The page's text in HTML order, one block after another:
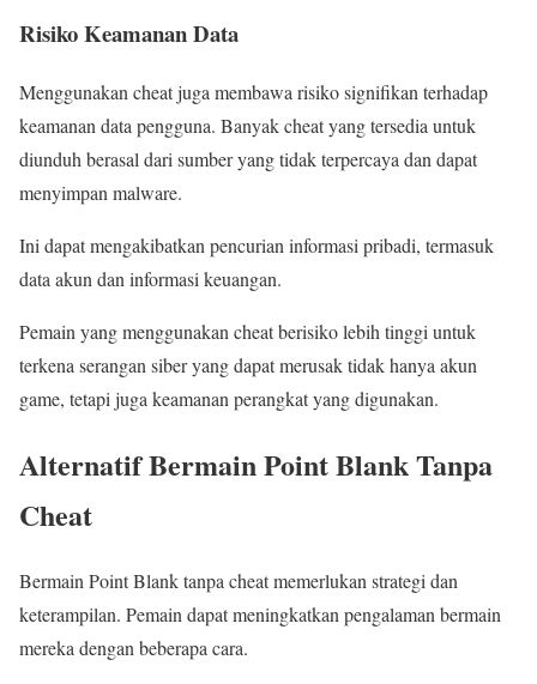
Risiko Keamanan Data
Menggunakan cheat juga membawa risiko signifikan terhadap
keamanan data pengguna. Banyak cheat yang tersedia untuk
diunduh berasal dari sumber yang tidak terpercaya dan dapat
menyimpan malware.
Ini dapat mengakibatkan pencurian informasi pribadi, termasuk
data akun dan informasi keuangan.
Pemain yang menggunakan cheat berisiko lebih tinggi untuk
terkena serangan siber yang dapat merusak tidak hanya akun
game, tetapi juga keamanan perangkat yang digunakan.
Alternatif Bermain Point Blank Tanpa
Cheat
Bermain Point Blank tanpa cheat memerlukan strategi dan
keterampilan. Pemain dapat meningkatkan pengalaman bermain
mereka dengan beberapa cara.